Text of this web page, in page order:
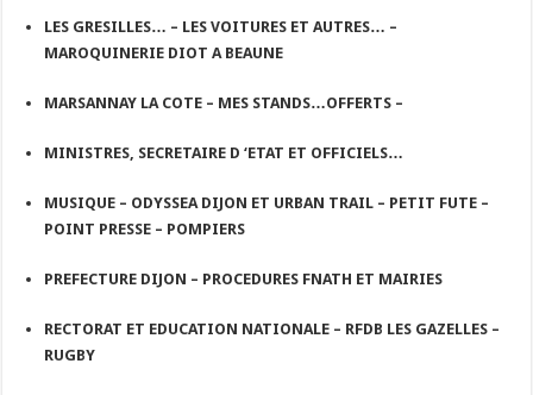
LES GRESILLES… – LES VOITURES ET AUTRES… –
MAROQUINERIE DIOT A BEAUNE
MARSANNAY LA COTE – MES STANDS…OFFERTS –
MINISTRES, SECRETAIRE D ‘ETAT ET OFFICIELS…
MUSIQUE – ODYSSEA DIJON ET URBAN TRAIL – PETIT FUTE –
POINT PRESSE – POMPIERS
PREFECTURE DIJON – PROCEDURES FNATH ET MAIRIES
RECTORAT ET EDUCATION NATIONALE – RFDB LES GAZELLES –
RUGBY